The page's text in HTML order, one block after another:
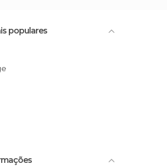
populares